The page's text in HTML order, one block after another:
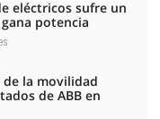
eléctricos sufre un
potencia
la movilidad
de ABB en